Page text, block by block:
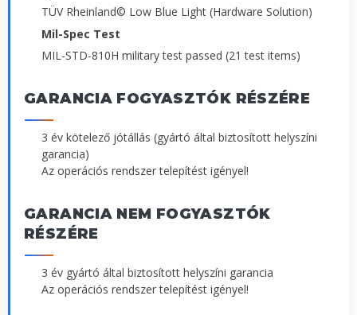
TÜV Rheinland© Low Blue Light (Hardware Solution)
Mil-Spec Test
MIL-STD-810H military test passed (21 test items)
GARANCIA FOGYASZTÓK RÉSZÉRE
3 év kötelező jótállás (gyártó által biztosított helyszíni
garancia)
Az operációs rendszer telepítést igényel!
GARANCIA NEM FOGYASZTÓK
RÉSZÉRE
3 év gyártó által biztosított helyszíni garancia
Az operációs rendszer telepítést igényel!